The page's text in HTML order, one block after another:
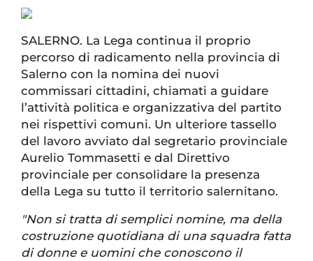
SALERNO. La Lega continua il proprio
percorso di radicamento nella provincia di
Salerno con la nomina dei nuovi
commissari cittadini, chiamati a guidare
l’attività politica e organizzativa del partito
nei rispettivi comuni. Un ulteriore tassello
del lavoro avviato dal segretario provinciale
Aurelio Tommasetti e dal Direttivo
provinciale per consolidare la presenza
della Lega su tutto il territorio salernitano.
"Non si tratta di semplici nomine, ma della
costruzione quotidiana di una squadra fatta
di donne e uomini che conoscono il